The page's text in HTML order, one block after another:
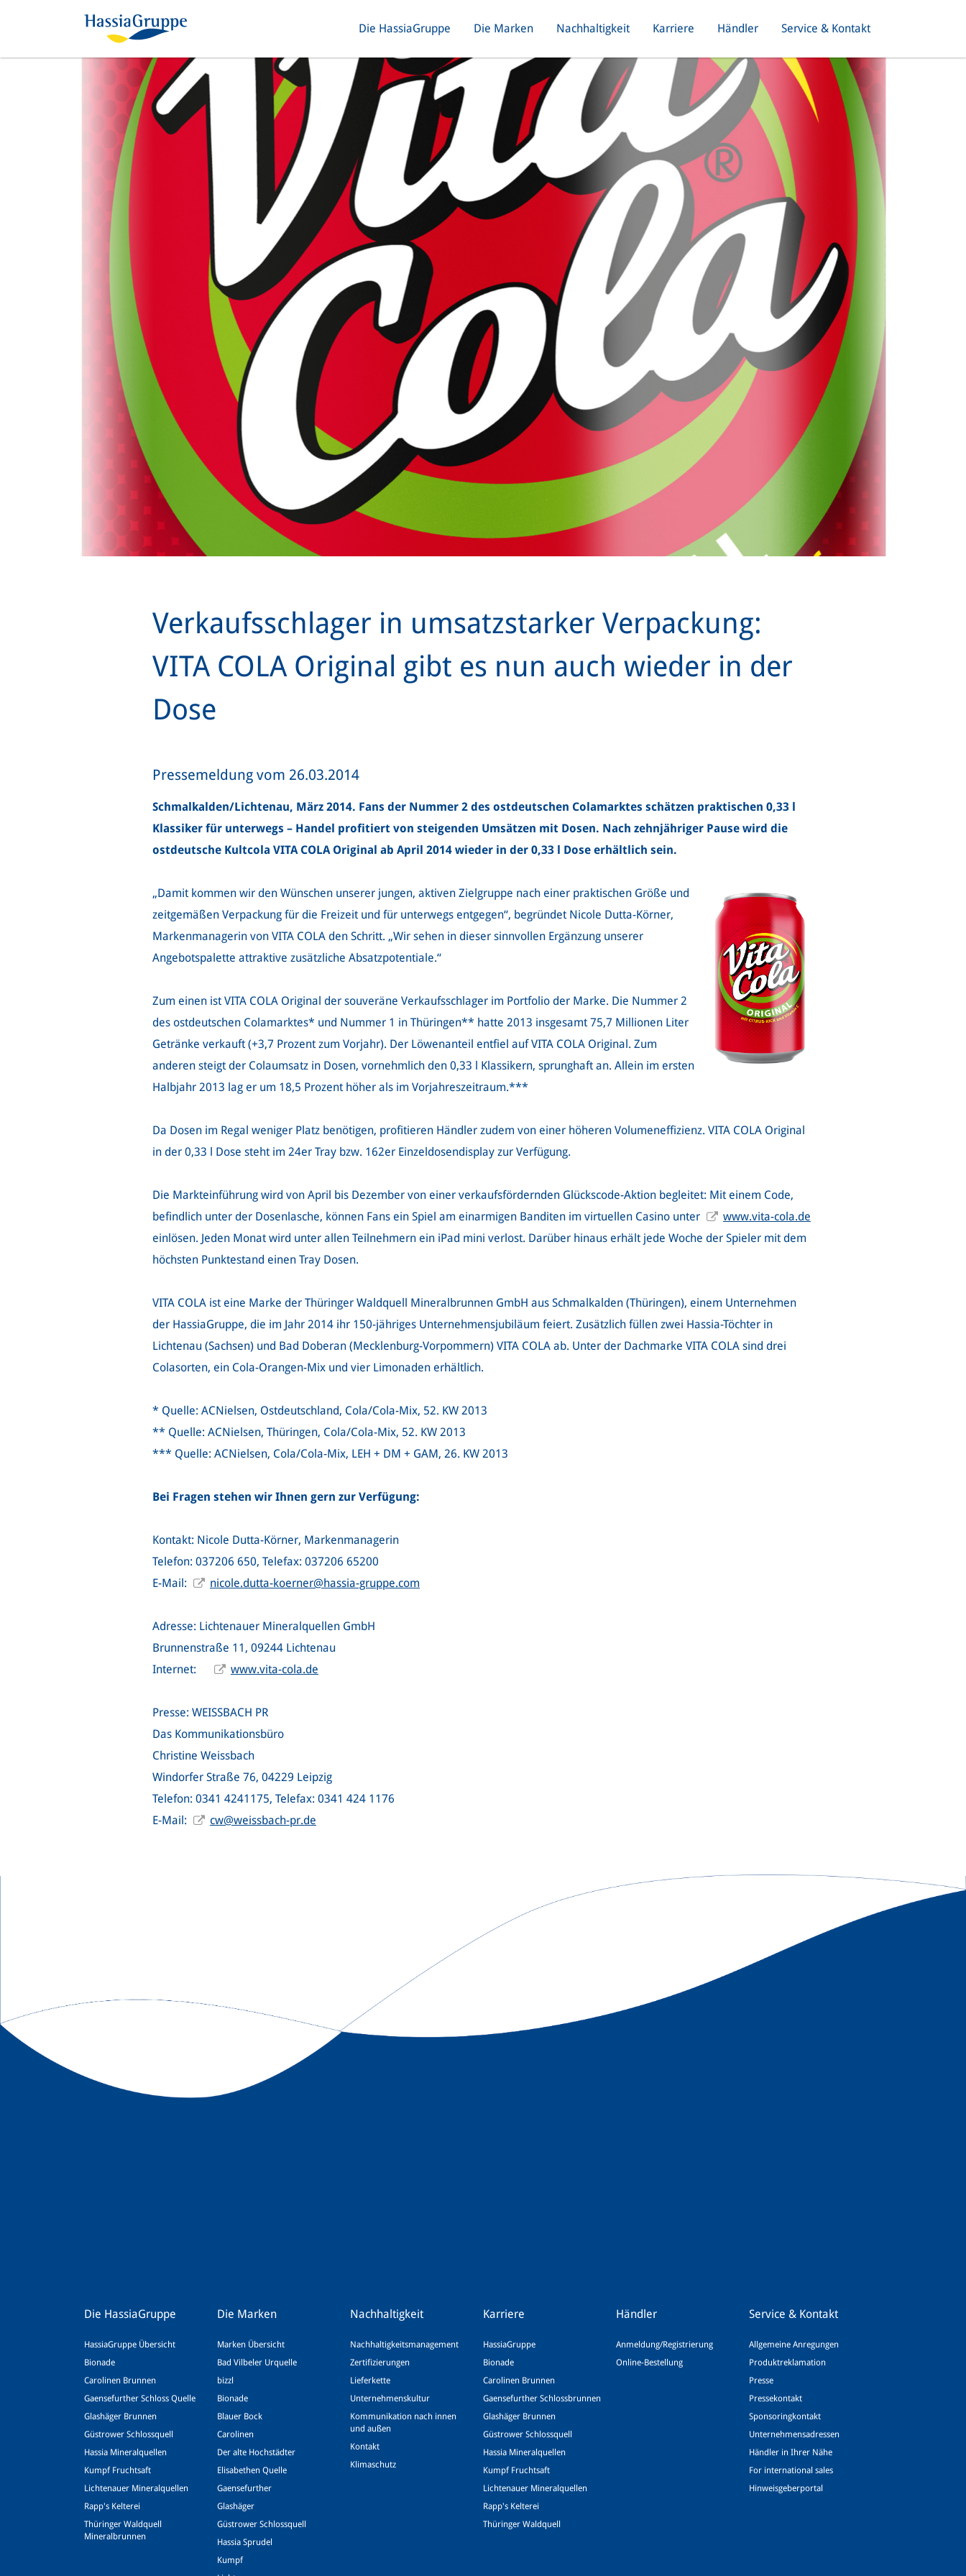
Die HassiaGruppe Die Marken Nachhaltigkeit Karriere Händler Service & Kontakt
Verkaufsschlager in umsatzstarker Verpackung:
VITA COLA Original gibt es nun auch wieder in der
Dose
Pressemeldung vom 26.03.2014
Schmalkalden/Lichtenau, März 2014. Fans der Nummer 2 des ostdeutschen Colamarktes schätzen praktischen 0,33 l
Klassiker für unterwegs – Handel profitiert von steigenden Umsätzen mit Dosen. Nach zehnjähriger Pause wird die
ostdeutsche Kultcola VITA COLA Original ab April 2014 wieder in der 0,33 l Dose erhältlich sein.
„Damit kommen wir den Wünschen unserer jungen, aktiven Zielgruppe nach einer praktischen Größe und
zeitgemäßen Verpackung für die Freizeit und für unterwegs entgegen“, begründet Nicole Dutta-Körner,
Markenmanagerin von VITA COLA den Schritt. „Wir sehen in dieser sinnvollen Ergänzung unserer
Angebotspalette attraktive zusätzliche Absatzpotentiale.“
Zum einen ist VITA COLA Original der souveräne Verkaufsschlager im Portfolio der Marke. Die Nummer 2
des ostdeutschen Colamarktes* und Nummer 1 in Thüringen** hatte 2013 insgesamt 75,7 Millionen Liter
Getränke verkauft (+3,7 Prozent zum Vorjahr). Der Löwenanteil entfiel auf VITA COLA Original. Zum
anderen steigt der Colaumsatz in Dosen, vornehmlich den 0,33 l Klassikern, sprunghaft an. Allein im ersten
Halbjahr 2013 lag er um 18,5 Prozent höher als im Vorjahreszeitraum.***
Da Dosen im Regal weniger Platz benötigen, profitieren Händler zudem von einer höheren Volumeneffizienz. VITA COLA Original
in der 0,33 l Dose steht im 24er Tray bzw. 162er Einzeldosendisplay zur Verfügung.
Die Markteinführung wird von April bis Dezember von einer verkaufsfördernden Glückscode-Aktion begleitet: Mit einem Code,
befindlich unter der Dosenlasche, können Fans ein Spiel am einarmigen Banditen im virtuellen Casino unter
www.vita-cola.de
einlösen. Jeden Monat wird unter allen Teilnehmern ein iPad mini verlost. Darüber hinaus erhält jede Woche der Spieler mit dem
höchsten Punktestand einen Tray Dosen.
VITA COLA ist eine Marke der Thüringer Waldquell Mineralbrunnen GmbH aus Schmalkalden (Thüringen), einem Unternehmen
der HassiaGruppe, die im Jahr 2014 ihr 150-jähriges Unternehmensjubiläum feiert. Zusätzlich füllen zwei Hassia-Töchter in
Lichtenau (Sachsen) und Bad Doberan (Mecklenburg-Vorpommern) VITA COLA ab. Unter der Dachmarke VITA COLA sind drei
Colasorten, ein Cola-Orangen-Mix und vier Limonaden erhältlich.
* Quelle: ACNielsen, Ostdeutschland, Cola/Cola-Mix, 52. KW 2013
** Quelle: ACNielsen, Thüringen, Cola/Cola-Mix, 52. KW 2013
*** Quelle: ACNielsen, Cola/Cola-Mix, LEH + DM + GAM, 26. KW 2013
Bei Fragen stehen wir Ihnen gern zur Verfügung:
Kontakt: Nicole Dutta-Körner, Markenmanagerin
Telefon: 037206 650, Telefax: 037206 65200
E-Mail:
nicole.dutta-koerner@hassia-gruppe.com
Adresse: Lichtenauer Mineralquellen GmbH
Brunnenstraße 11, 09244 Lichtenau
Internet:
www.vita-cola.de
Presse: WEISSBACH PR
Das Kommunikationsbüro
Christine Weissbach
Windorfer Straße 76, 04229 Leipzig
Telefon: 0341 4241175, Telefax: 0341 424 1176
E-Mail:
cw@weissbach-pr.de
Die HassiaGruppe
HassiaGruppe Übersicht
Bionade
Carolinen Brunnen
Gaensefurther Schloss Quelle
Glashäger Brunnen
Güstrower Schlossquell
Hassia Mineralquellen
Kumpf Fruchtsaft
Lichtenauer Mineralquellen
Rapp's Kelterei
Thüringer Waldquell
Mineralbrunnen
Die Marken
Marken Übersicht
Bad Vilbeler Urquelle
bizzl
Bionade
Blauer Bock
Carolinen
Der alte Hochstädter
Elisabethen Quelle
Gaensefurther
Glashäger
Güstrower Schlossquell
Hassia Sprudel
Kumpf
Nachhaltigkeit
Nachhaltigkeitsmanagement
Zertifizierungen
Lieferkette
Unternehmenskultur
Kommunikation nach innen
und außen
Kontakt
Klimaschutz
Karriere
HassiaGruppe
Bionade
Carolinen Brunnen
Gaensefurther Schlossbrunnen
Glashäger Brunnen
Güstrower Schlossquell
Hassia Mineralquellen
Kumpf Fruchtsaft
Lichtenauer Mineralquellen
Rapp's Kelterei
Thüringer Waldquell
Händler
Anmeldung/Registrierung
Online-Bestellung
Service & Kontakt
Allgemeine Anregungen
Produktreklamation
Presse
Pressekontakt
Sponsoringkontakt
Unternehmensadressen
Händler in Ihrer Nähe
For international sales
Hinweisgeberportal